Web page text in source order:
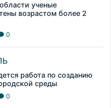
ученые
возрастом более 2
0
работа по созданию
среды
0